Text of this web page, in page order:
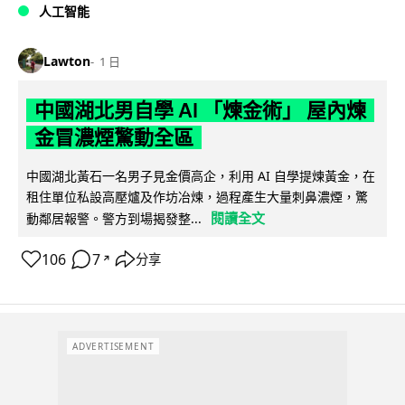
人工智能
Lawton 1 日
中國湖北男自學 AI 「煉金術」 屋內煉
金冒濃煙驚動全區
中國湖北黃石一名男子見金價高企，利用 AI 自學提煉黃金，在
租住單位私設高壓爐及作坊冶煉，過程產生大量刺鼻濃煙，驚
動鄰居報警。警方到場揭發整...
閱讀全文
106 7 ↗ 分享
ADVERTISEMENT